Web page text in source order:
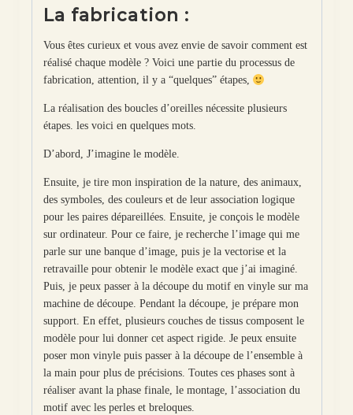
La fabrication :
Vous êtes curieux et vous avez envie de savoir comment est
réalisé chaque modèle ? Voici une partie du processus de
fabrication, attention, il y a “quelques” étapes,
La réalisation des boucles d’oreilles nécessite plusieurs
étapes. les voici en quelques mots.
D’abord, J’imagine le modèle.
Ensuite, je tire mon inspiration de la nature, des animaux,
des symboles, des couleurs et de leur association logique
pour les paires dépareillées. Ensuite, je conçois le modèle
sur ordinateur. Pour ce faire, je recherche l’image qui me
parle sur une banque d’image, puis je la vectorise et la
retravaille pour obtenir le modèle exact que j’ai imaginé.
Puis, je peux passer à la découpe du motif en vinyle sur ma
machine de découpe. Pendant la découpe, je prépare mon
support. En effet, plusieurs couches de tissus composent le
modèle pour lui donner cet aspect rigide. Je peux ensuite
poser mon vinyle puis passer à la découpe de l’ensemble à
la main pour plus de précisions. Toutes ces phases sont à
réaliser avant la phase finale, le montage, l’association du
motif avec les perles et breloques.